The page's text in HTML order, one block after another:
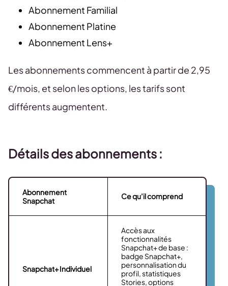
Abonnement Familial
Abonnement Platine
Abonnement Lens+
Les abonnements commencent à partir de 2,95
€/mois, et selon les options, les tarifs sont
différents augmentent.
Détails des abonnements :
Abonnement
Snapchat
Ce qu’il comprend
Snapchat+ Individuel
Accès aux
fonctionnalités
Snapchat+ de base :
badge Snapchat+,
personnalisation du
profil, statistiques
Stories, options